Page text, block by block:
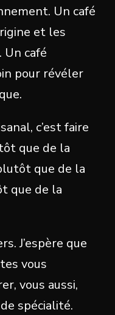
Un café
et les
café
pour révéler
c’est faire
que de la
que de la
que de la
J’espère que
vous
vous aussi,
spécialité.